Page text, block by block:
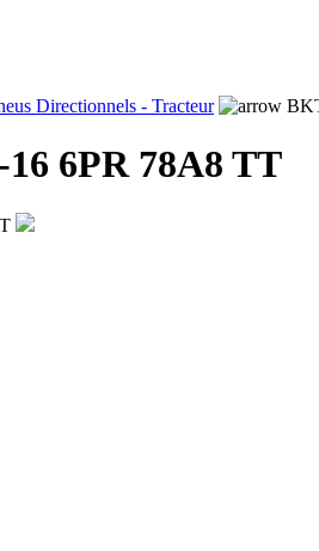
Directionnels - Tracteur
6PR 78A8 TT